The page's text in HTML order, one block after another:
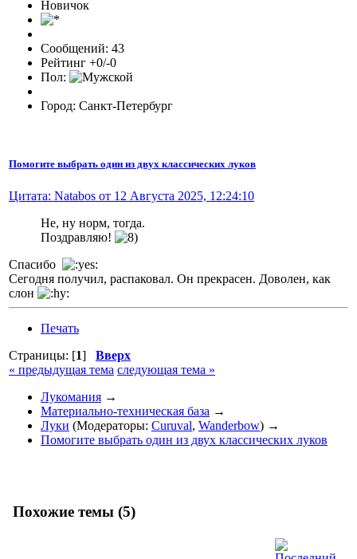
Новичок
Сообщений: 43
Рейтинг +0/-0
Пол:
Город: Санкт-Петербург
Помогите выбрать один из двух классических луков
Цитата: Natabos от 12 Августа 2025, 12:24:10
Не, ну норм, тогда.
Поздравляю!
Спасибо
Сегодня получил, распаковал. Он прекрасен. Доволен, как
слон
Печать
Страницы: [1] Вверх
« предыдущая тема следующая тема »
Лукомания →
Материально-техническая база →
Луки (Модераторы: Curuval, Wanderbow) →
Помогите выбрать один из двух классических луков
Похожие темы (5)